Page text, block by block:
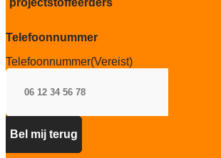
zwaar
Telefoonnummer
Telefoonnummer(Vereist)